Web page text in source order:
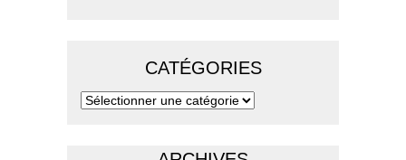
CATÉGORIES